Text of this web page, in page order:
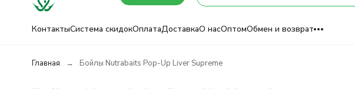
КонтактыСистема скидокОплатаДоставкаО насОптомОбмен и возврат
Главная Бойлы Nutrabaits Pop-Up Liver Supreme